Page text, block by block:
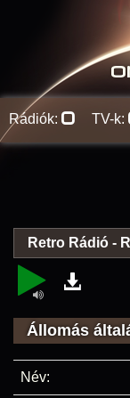
Rádiók: TV-k:
Retro Rádió -
Állomás
Név: